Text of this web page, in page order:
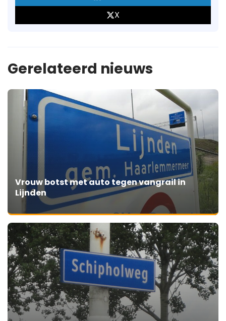
X
Gerelateerd nieuws
Vrouw botst met auto tegen vangrail in
Lijnden